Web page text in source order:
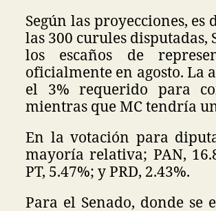
Según las proyecciones,
las 300 curules
los escaños de
oficialmente en agosto. La
el 3% requerido para
mientras que MC tendría
En la votación para
mayoría relativa; PAN,
PT, 5.47%; y PRD, 2.43%.
Para el Senado, donde se